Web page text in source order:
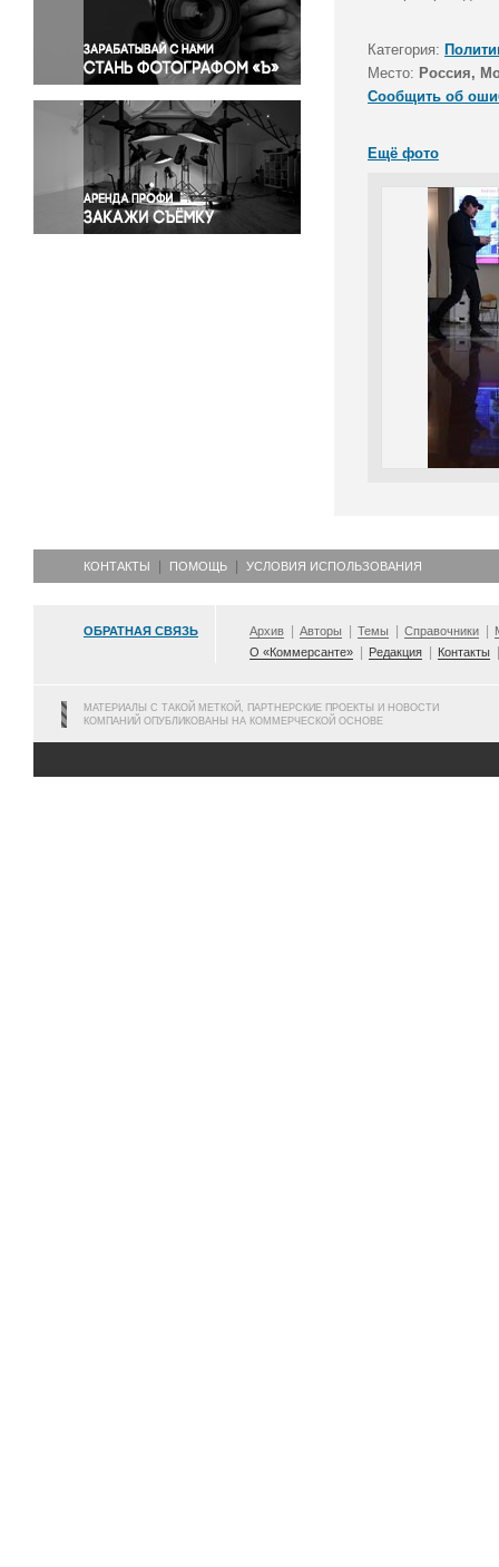
Правосудие
Происшествия и конфликты
Религия
Светская жизнь
Спорт
Экология
Экономика и бизнес
Категория:
Место: Россия,
Сообщить об
Ещё фото
КОНТАКТЫ ПОМОЩЬ УСЛОВИЯ ИСПОЛЬЗОВАНИЯ
ОБРАТНАЯ СВЯЗЬ Архив Авторы Темы Справочники
О «Коммерсанте»
Редакция Контакты
МАТЕРИАЛЫ С ТАКОЙ МЕТКОЙ, ПАРТНЕРСКИЕ ПРОЕКТЫ И НОВОСТИ
КОМПАНИЙ ОПУБЛИКОВАНЫ НА КОММЕРЧЕСКОЙ ОСНОВЕ